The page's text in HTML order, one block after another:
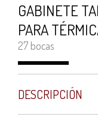
GABINETE
PARA
27 bocas
DESCRIPCIÓN